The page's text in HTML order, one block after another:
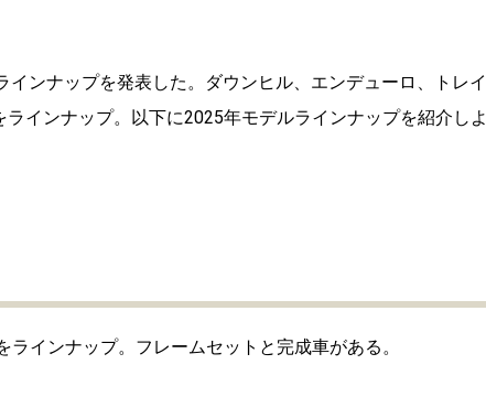
ンナップを発表した。ダウンヒル、エンデューロ、トレイ
インナップ。以下に2025年モデルラインナップを紹介しよ
インナップ。フレームセットと完成車がある。